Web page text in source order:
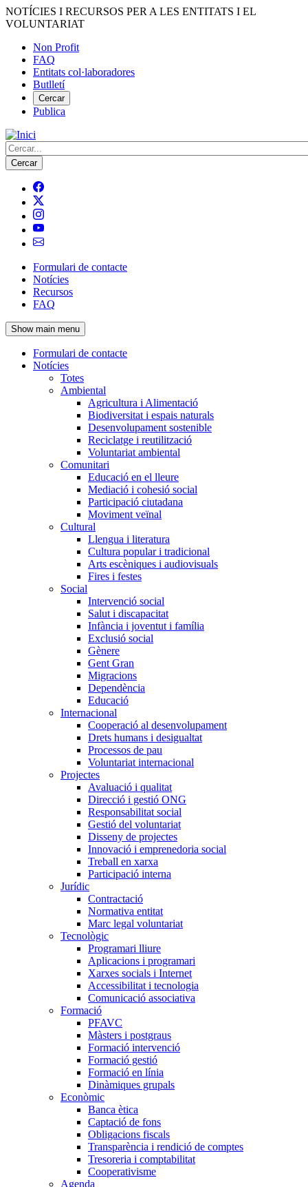
Vés
al
NOTÍCIES I RECURSOS PER A LES ENTITATS I EL
VOLUNTARIAT
Menú
del
compte
d'usuari
Non Profit
FAQ
Entitats col·laboradores
Butlletí
Cercar
Publica
Cerca
Navegació
principal
de
l'encapçalament
Formulari de contacte
Notícies
Recursos
FAQ
Show main menu
Navegació
principal
Formulari de contacte
Notícies
Totes
Ambiental
Agricultura i Alimentació
Biodiversitat i espais naturals
Desenvolupament sostenible
Reciclatge i reutilització
Voluntariat ambiental
Comunitari
Educació en el lleure
Mediació i cohesió social
Participació ciutadana
Moviment veïnal
Cultural
Llengua i literatura
Cultura popular i tradicional
Arts escèniques i audiovisuals
Fires i festes
Social
Intervenció social
Salut i discapacitat
Infància i joventut i família
Exclusió social
Gènere
Gent Gran
Migracions
Dependència
Educació
Internacional
Cooperació al desenvolupament
Drets humans i desigualtat
Processos de pau
Voluntariat internacional
Projectes
Avaluació i qualitat
Direcció i gestió ONG
Responsabilitat social
Gestió del voluntariat
Disseny de projectes
Innovació i emprenedoria social
Treball en xarxa
Participació interna
Jurídic
Contractació
Normativa entitat
Marc legal voluntariat
Tecnològic
Programari lliure
Aplicacions i programari
Xarxes socials i Internet
Accessibilitat i tecnologia
Comunicació associativa
Formació
PFAVC
Màsters i postgraus
Formació intervenció
Formació gestió
Formació en línia
Dinàmiques grupals
Econòmic
Banca ètica
Captació de fons
Obligacions fiscals
Transparència i rendició de comptes
Tresoreria i comptabilitat
Cooperativisme
Agenda